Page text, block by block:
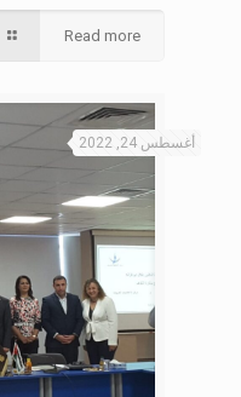
Read more
أغسطس 24, 2022